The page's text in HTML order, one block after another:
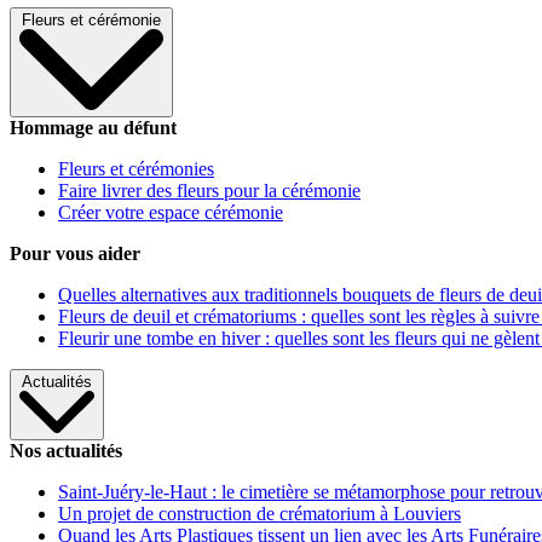
Fleurs et cérémonie
Hommage au défunt
Fleurs et cérémonies
Faire livrer des fleurs pour la cérémonie
Créer votre espace cérémonie
Pour vous aider
Quelles alternatives aux traditionnels bouquets de fleurs de
Fleurs de deuil et crématoriums : quelles sont les règles à
Fleurir une tombe en hiver : quelles sont les fleurs qui ne gèlent
Actualités
Nos actualités
Saint-Juéry-le-Haut : le cimetière se métamorphose pour
Un projet de construction de crématorium à Louviers
Quand les Arts Plastiques tissent un lien avec les Arts